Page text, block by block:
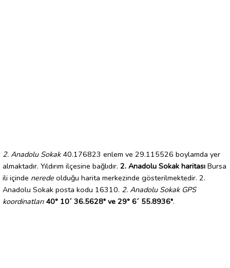
2. Anadolu Sokak40.176823 enlem ve 29.115526 boylamda yer
almaktadır. Yıldırım ilçesine bağlıdır. 2. Anadolu Sokak haritası Bursa
ili içinde nerede olduğu harita merkezinde gösterilmektedir. 2.
Anadolu Sokak posta kodu 16310. 2. Anadolu Sokak GPS
koordinatları 40° 10´ 36.5628" ve 29° 6´ 55.8936".